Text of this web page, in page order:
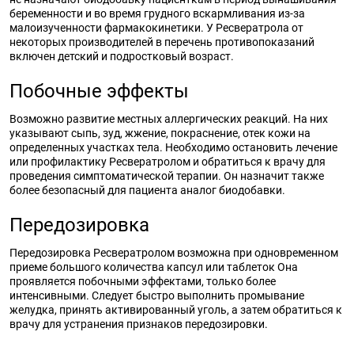
беременности и во время грудного вскармливания из-за
малоизученности фармакокинетики. У Ресвератрола от
некоторых производителей в перечень противопоказаний
включен детский и подростковый возраст.
Побочные эффекты
Возможно развитие местных аллергических реакций. На них
указывают сыпь, зуд, жжение, покраснение, отек кожи на
определенных участках тела. Необходимо остановить лечение
или профилактику Ресвератролом и обратиться к врачу для
проведения симптоматической терапии. Он назначит также
более безопасный для пациента аналог биодобавки.
Передозировка
Передозировка Ресвератролом возможна при одновременном
приеме большого количества капсул или таблеток Она
проявляется побочными эффектами, только более
интенсивными. Следует быстро выполнить промывание
желудка, принять активированный уголь, а затем обратиться к
врачу для устранения признаков передозировки.